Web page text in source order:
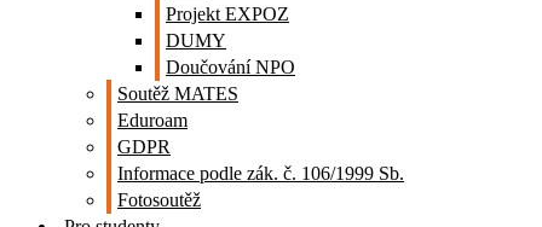
Projekt EXPOZ
DUMY
Doučování NPO
Soutěž MATES
Eduroam
GDPR
Informace podle zák. č. 106/1999 Sb.
Fotosoutěž